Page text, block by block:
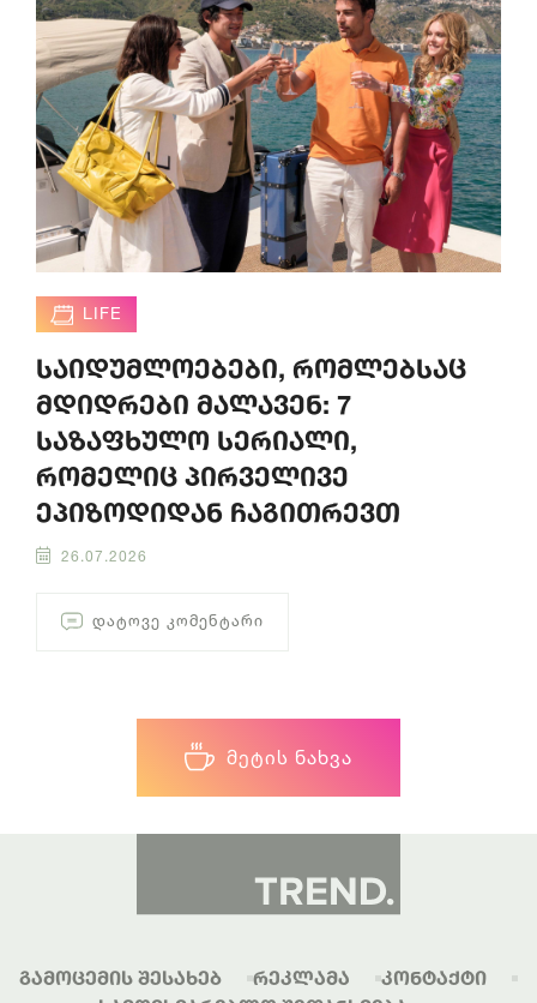
LIFE
საიდუმლოებები, რომლებსაც
მდიდრები მალავენ: 7
საზაფხულო სერიალი,
რომელიც პირველივე
ეპიზოდიდან ჩაგითრევთ
26.07.2026
ᲓᲐᲢᲝᲕᲔ ᲙᲝᲛᲔᲜᲢᲐᲠᲘ
ᲛᲔᲢᲘᲡ ᲜᲐᲮᲕᲐ
Გამოცემის Შესახებ Რეკლამა
Კონტაქტი